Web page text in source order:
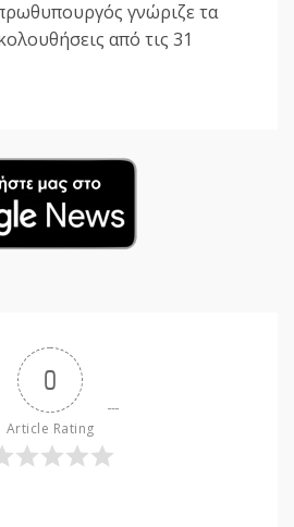
γνώριζε τα
από τις 31
0
Article Rating